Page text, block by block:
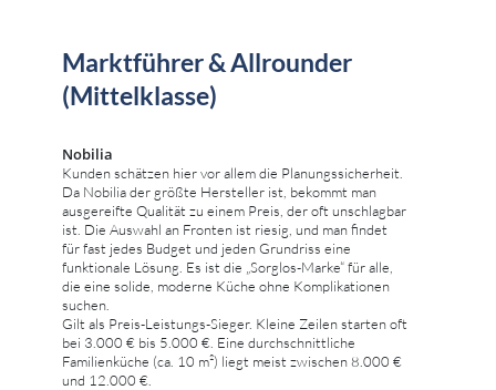
Marktführer & Allrounder
(Mittelklasse)
Nobilia
Kunden schätzen hier vor allem die Planungssicherheit.
Da Nobilia der größte Hersteller ist, bekommt man
ausgereifte Qualität zu einem Preis, der oft unschlagbar
ist. Die Auswahl an Fronten ist riesig, und man findet
für fast jedes Budget und jeden Grundriss eine
funktionale Lösung. Es ist die „Sorglos-Marke“ für alle,
die eine solide, moderne Küche ohne Komplikationen
suchen.
Gilt als Preis-Leistungs-Sieger. Kleine Zeilen starten oft
bei 3.000 € bis 5.000 €. Eine durchschnittliche
Familienküche (ca. 10 m²) liegt meist zwischen 8.000 €
und 12.000 €.